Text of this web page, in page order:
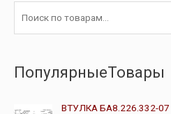
ПопулярныеТовары
ВТУЛКА БА8.226.332-07